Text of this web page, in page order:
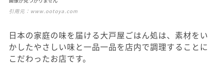
引用元： www.ootoya.com
日本の家庭の味を届ける大戸屋ごはん処は、素材をい
かしたやさしい味と一品一品を店内で調理することに
こだわったお店です。